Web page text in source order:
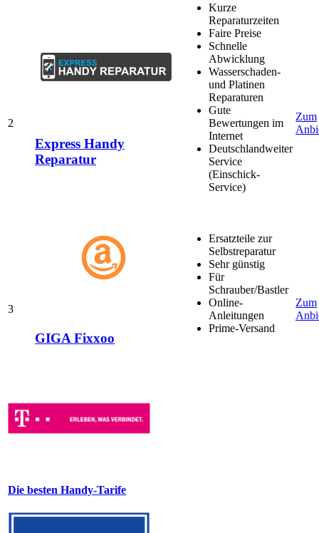
2
Express Handy
Reparatur
Kurze
Reparaturzeiten
Faire Preise
Schnelle
Abwicklung
Wasserschaden-
und Platinen
Reparaturen
Gute
Bewertungen im
Internet
Deutschlandweiter
Service
(Einschick-
Service)
Zum
3
GIGA Fixxoo
Ersatzteile zur
Selbstreparatur
Sehr günstig
Für
Schrauber/Bastler
Online-
Anleitungen
Prime-Versand
Zum
Die besten Handy-Tarife